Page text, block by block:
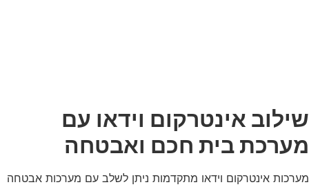
שילוב אינטרקום וידאו עם
מערכת בית חכם ואבטחה
מערכות אינטרקום וידאו מתקדמות ניתן לשלב עם מערכות אבטחה